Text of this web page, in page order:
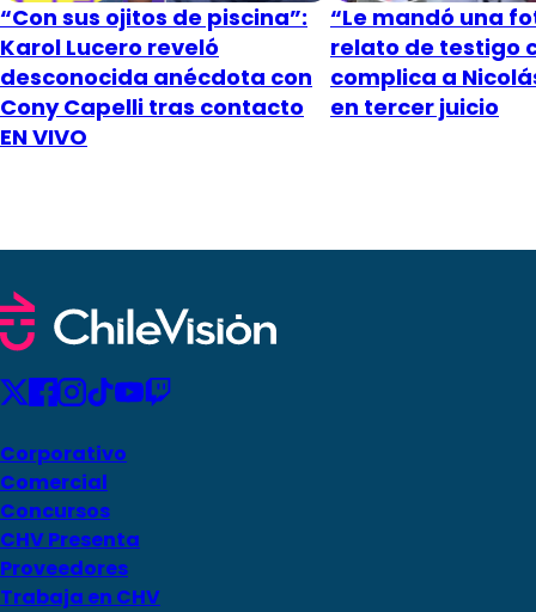
“Con sus ojitos de piscina”:
Karol Lucero reveló
desconocida anécdota con
Cony Capelli tras contacto
EN VIVO
“Le mandó una
relato de testigo
complica a
en tercer juicio
Corporativo
Comercial
Concursos
CHV Presenta
Proveedores
Trabaja en CHV